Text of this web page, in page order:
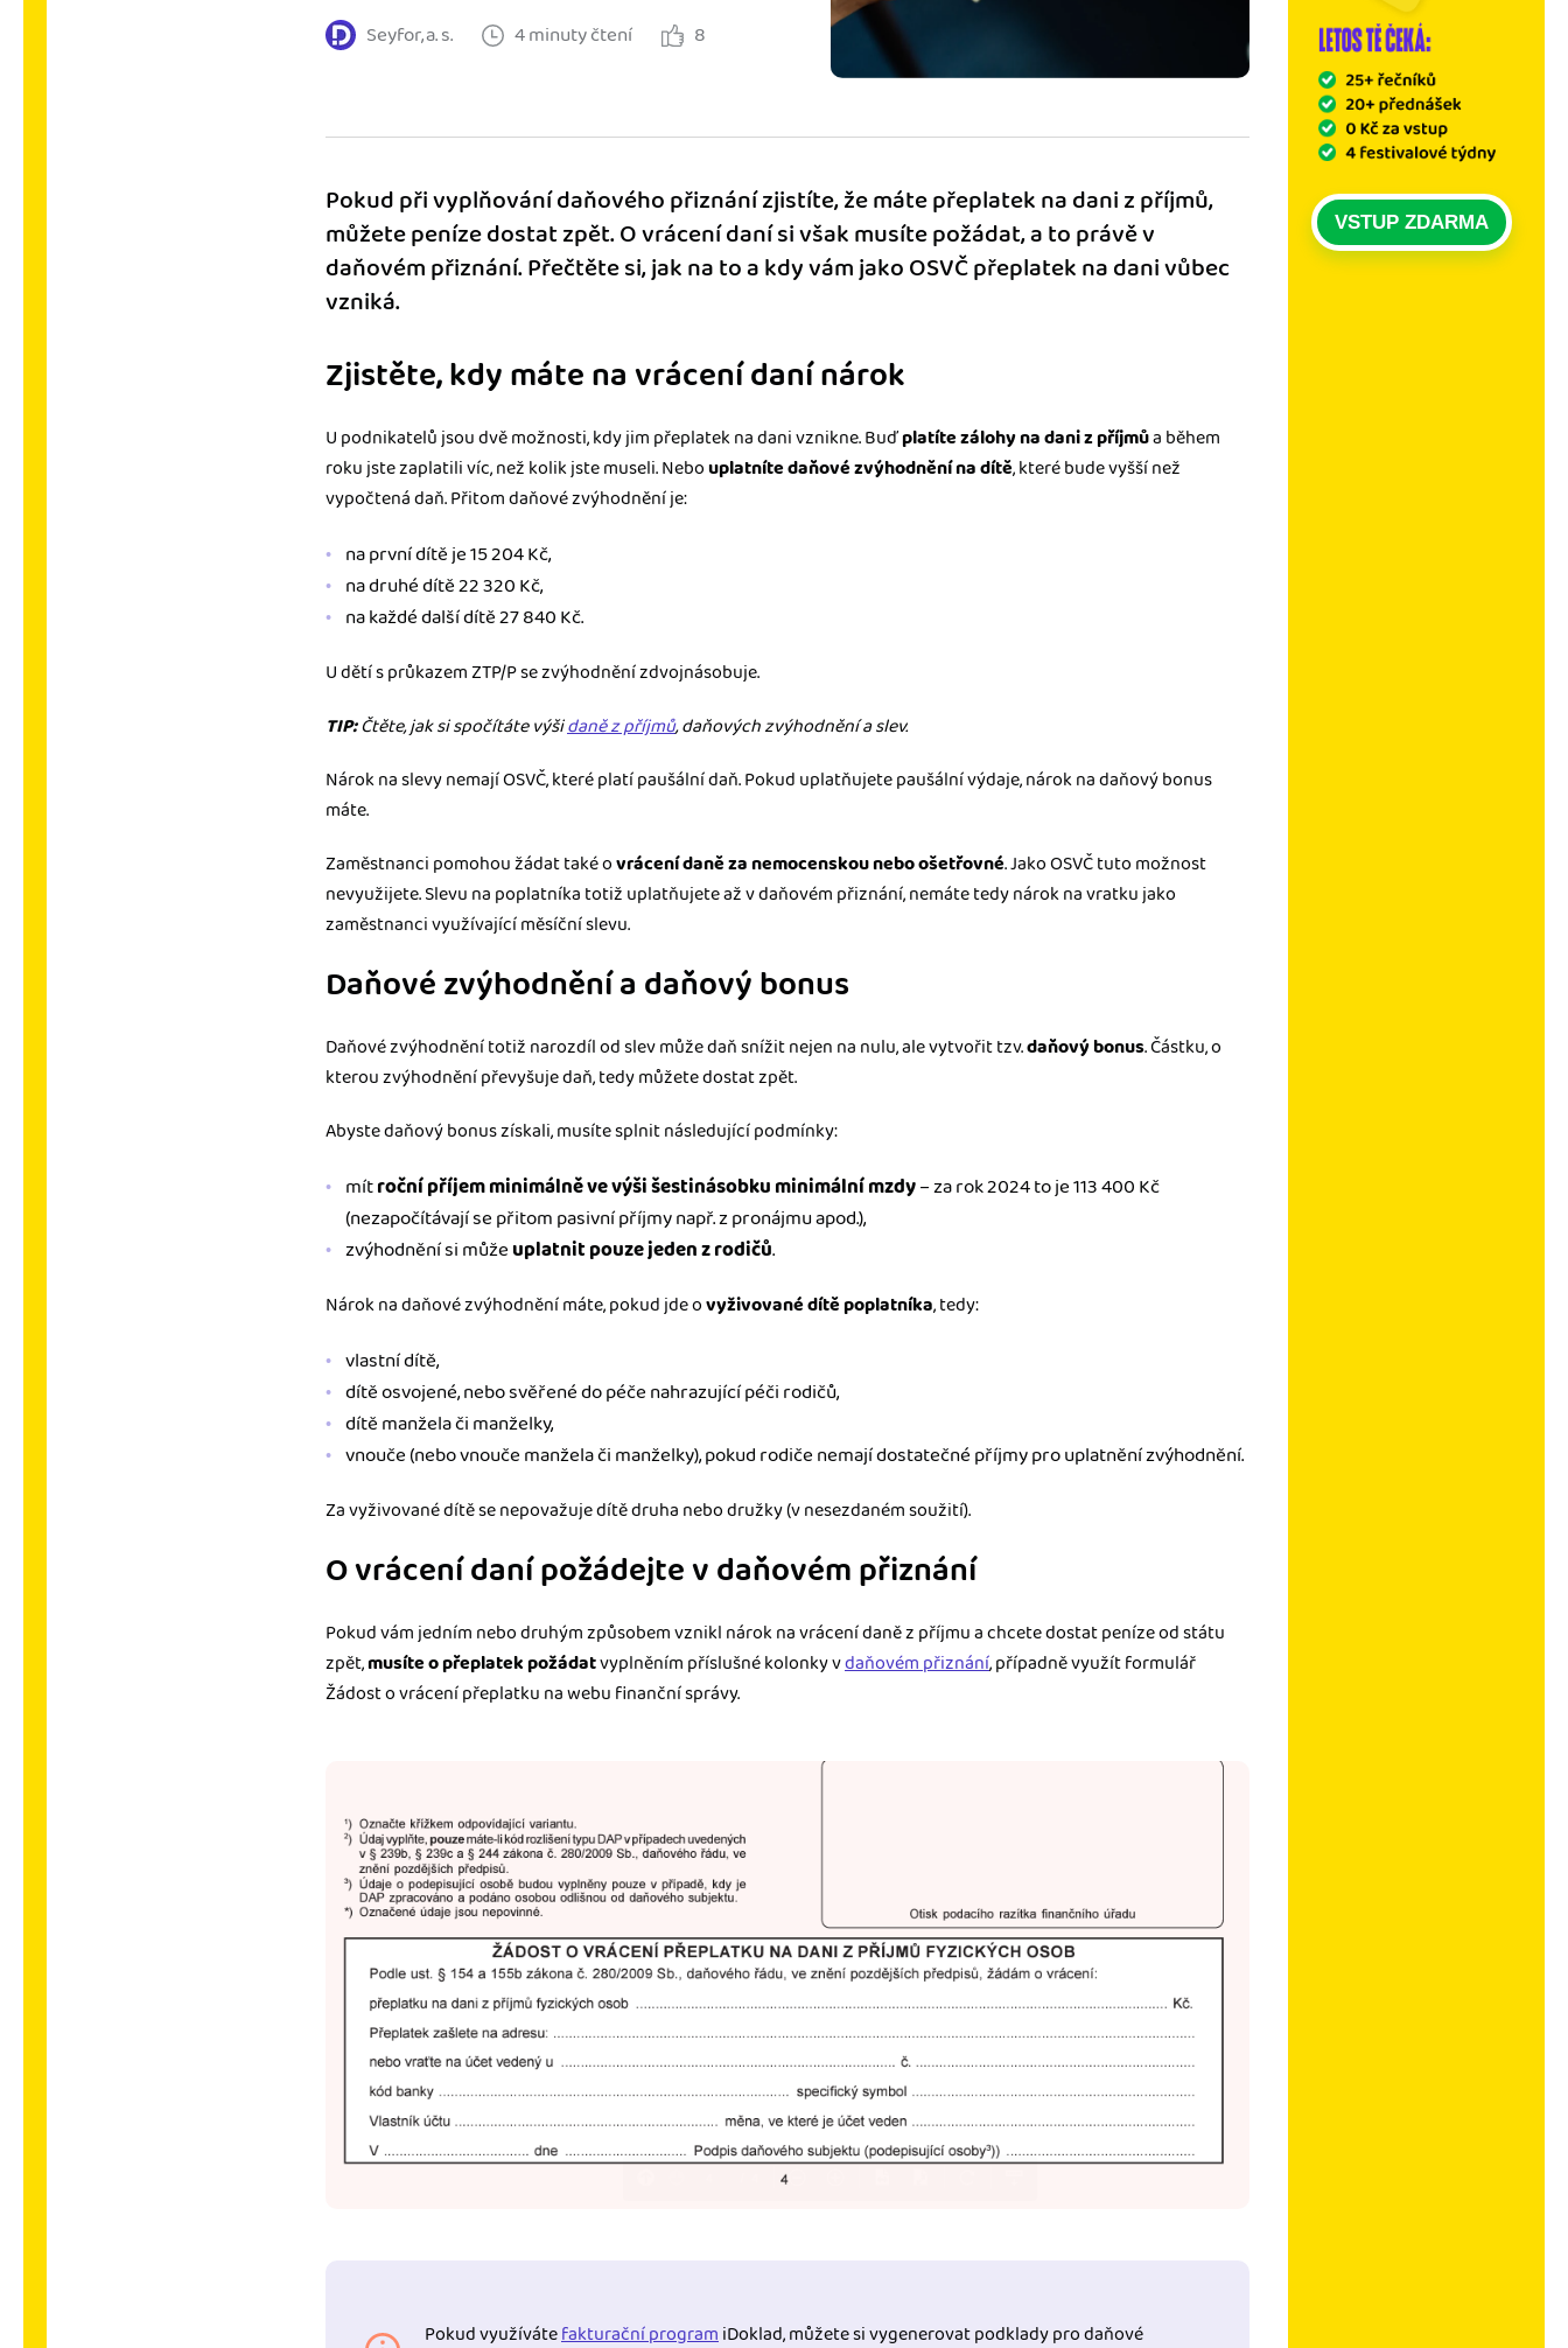
Výkazy pro úřady
propojení s e-shopem, bankou, CRM...
VSTUP ZDARMA
Seyfor, a. s. 4 minuty čtení 8
Pokud při vyplňování daňového přiznání zjistíte, že máte přeplatek na dani z příjmů,
můžete peníze dostat zpět. O vrácení daní si však musíte požádat, a to právě v
daňovém přiznání. Přečtěte si, jak na to a kdy vám jako OSVČ přeplatek na dani vůbec
vzniká.
Zjistěte, kdy máte na vrácení daní nárok
U podnikatelů jsou dvě možnosti, kdy jim přeplatek na dani vznikne. Buďplatíte zálohy na dani z příjmůa během
roku jste zaplatili víc, než kolik jste museli. Nebouplatníte daňové zvýhodnění na dítě, které bude vyšší než
vypočtená daň. Přitom daňové zvýhodnění je:
na první dítě je 15 204 Kč,
na druhé dítě 22 320 Kč,
na každé další dítě 27 840 Kč.
U dětí s průkazem ZTP/P se zvýhodnění zdvojnásobuje.
TIP:Čtěte, jak si spočítáte výšidaně z příjmů, daňových zvýhodnění a slev.
Nárok na slevy nemají OSVČ, které platí paušální daň. Pokud uplatňujete paušální výdaje, nárok na daňový bonus
máte.
Zaměstnanci pomohou žádat také ovrácení daně za nemocenskou nebo ošetřovné. Jako OSVČ tuto možnost
nevyužijete. Slevu na poplatníka totiž uplatňujete až v daňovém přiznání, nemáte tedy nárok na vratku jako
zaměstnanci využívající měsíční slevu.
Daňové zvýhodnění a daňový bonus
Daňové zvýhodnění totiž narozdíl od slev může daň snížit nejen na nulu, ale vytvořit tzv.daňový bonus. Částku, o
kterou zvýhodnění převyšuje daň, tedy můžete dostat zpět.
Abyste daňový bonus získali, musíte splnit následující podmínky:
mítročnípříjem minimálně ve výši šestinásobku minimální mzdy– za rok 2024 to je 113 400 Kč
(nezapočítávají se přitom pasivní příjmy např. z pronájmu apod.),
zvýhodnění si můžeuplatnit pouze jeden z rodičů.
Nárok na daňové zvýhodnění máte, pokud jde ovyživované dítě poplatníka, tedy:
vlastní dítě,
dítě osvojené, nebo svěřené do péče nahrazující péči rodičů,
dítě manžela či manželky,
vnouče (nebo vnouče manžela či manželky), pokud rodiče nemají dostatečné příjmy pro uplatnění zvýhodnění.
Za vyživované dítě se nepovažuje dítě druha nebo družky (v nesezdaném soužití).
O vrácení daní požádejte v daňovém přiznání
Pokud vám jedním nebo druhým způsobem vznikl nárok na vrácení daně z příjmu a chcete dostat peníze od státu
zpět,musíte o přeplatek požádatvyplněním příslušné kolonky vdaňovém přiznání, případně využít formulář
Žádost o vrácení přeplatku na webu finanční správy.
Pokud využívátefakturační programiDoklad, můžete si vygenerovat podklady pro daňové